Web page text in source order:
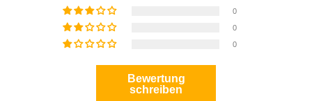
0
0
0
Bewertung
schreiben